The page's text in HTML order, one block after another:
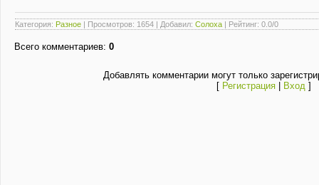
Категория: Разное | Просмотров: 1654 | Добавил: Солоха | Рейтинг: 0.0/0
Всего комментариев: 0
Добавлять комментарии могут только
[ Регистрация| Вход]